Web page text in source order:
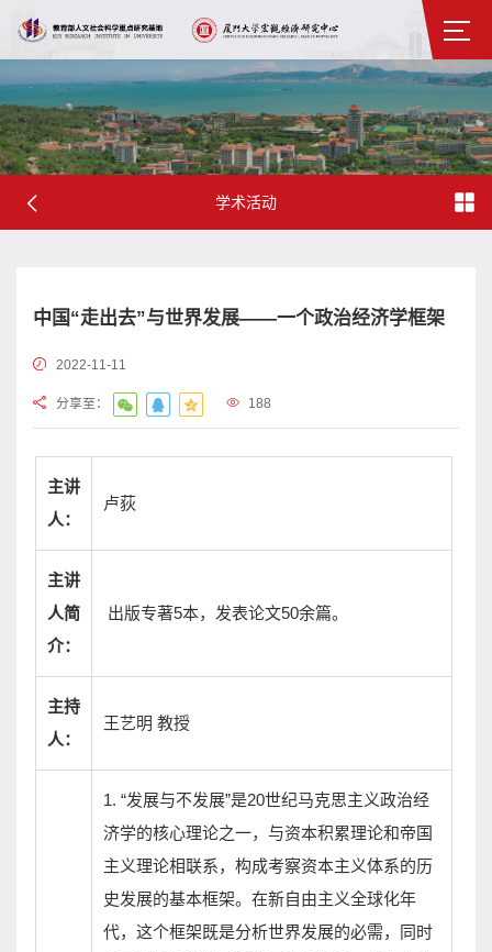
学术活动
中国“走出去”与世界发展——一个政治经济学框架
2022-11-11
分享至： 188
主讲
人：
卢荻
主讲
人简
介：
出版专著5本，发表论文50余篇。
主持
人：
王艺明 教授
1. “发展与不发展”是20世纪马克思主义政治经
济学的核心理论之一，与资本积累理论和帝国
主义理论相联系，构成考察资本主义体系的历
史发展的基本框架。在新自由主义全球化年
代，这个框架既是分析世界发展的必需，同时